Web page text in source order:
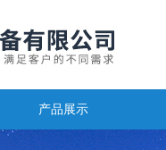
产品展示